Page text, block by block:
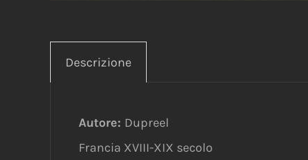
Descrizione
Autore: Dupreel
Francia XVIII-XIX secolo